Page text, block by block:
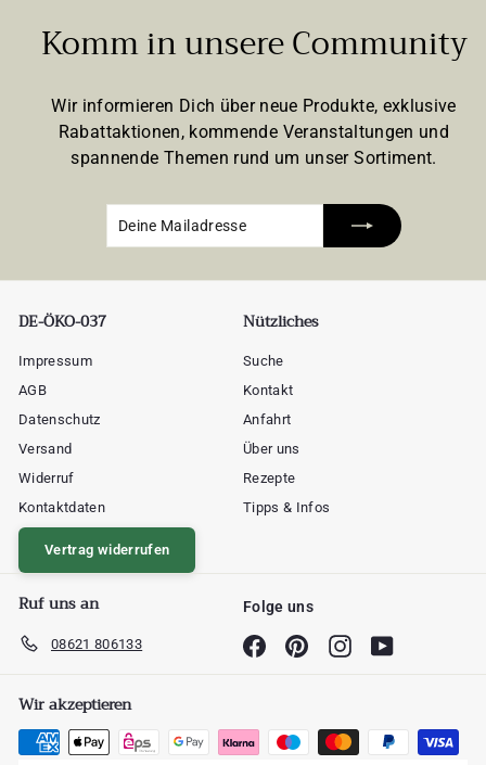
Komm in unsere Community
Wir informieren Dich über neue Produkte, exklusive
Rabattaktionen, kommende Veranstaltungen und
spannende Themen rund um unser Sortiment.
DE-ÖKO-037
Impressum
AGB
Datenschutz
Versand
Widerruf
Kontaktdaten
Vertrag widerrufen
Nützliches
Suche
Kontakt
Anfahrt
Über uns
Rezepte
Tipps & Infos
Ruf uns an
08621 806133
Folge uns
FacebookPinterestInstagram
Wir akzeptieren